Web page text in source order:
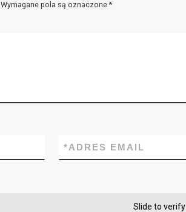
Wymagane pola są oznaczone *
ADRES EMAIL
*
Slide to verify